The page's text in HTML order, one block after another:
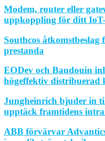
Modem, router eller
uppkoppling för ditt
Southcos
prestanda
EODev och Baudouin
högeffektiv
Jungheinrich bjuder in
upptäck framtidens
ABB förvärvar